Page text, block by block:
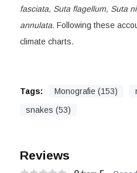
fasciata, Suta flagellum, Suta
annulata. Following these
climate charts.
Tags: Monografie (153)
snakes (53)
Reviews